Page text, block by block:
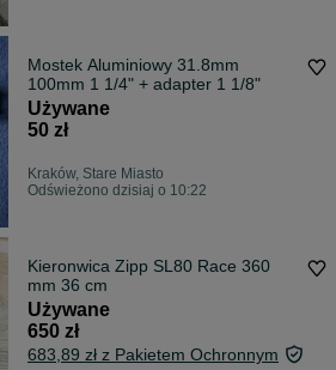
Mostek Aluminiowy 31.8mm
100mm 1 1/4" + adapter 1 1/8"
Używane
50 zł
Kraków, Stare Miasto
Odświeżono dzisiaj o 10:22
Kieronwica Zipp SL80 Race 360
mm 36 cm
Używane
650 zł
683,89 zł z Pakietem Ochronnym